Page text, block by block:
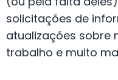
solicitações de
atualizações sobre
trabalho e muito